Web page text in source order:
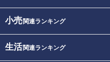
小売関連ランキング
生活関連ランキング